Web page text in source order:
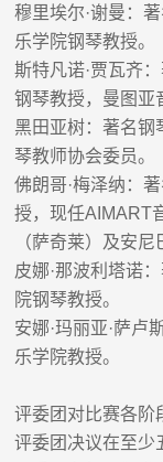
穆里埃尔·谢曼：
乐学院钢琴教授。
斯特凡诺·贾瓦齐
钢琴教授，曼图亚
黑田亚树：著名钢
琴教师协会委员。
佛朗哥·梅泽纳 ：
授，现任AIMART
（萨奇莱）及安尼
皮娜·那波利塔诺
院钢琴教授。
安娜·玛丽亚·萨卢
乐学院教授。
评委团对比赛各阶
评委团决议在至少